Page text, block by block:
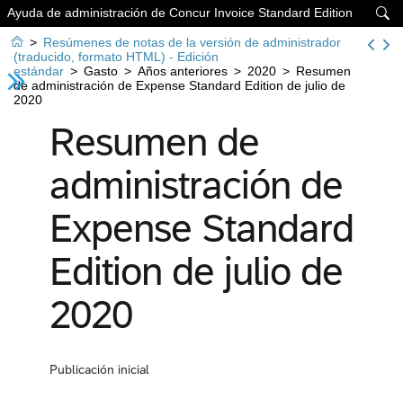

Ayuda de administración de Concur Invoice Standard Edition
 > Resúmenes de notas de la versión de administrador
(traducido, formato HTML) - Edición
estándar > Gasto > Años anteriores > 2020 > Resumen
de administración de Expense Standard Edition de julio de
2020
Resumen de
administración de
Expense Standard
Edition de julio de
2020
Publicación inicial